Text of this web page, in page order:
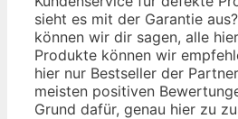
sieht es mit der Garantie
können wir dir sagen, alle
Produkte können wir
hier nur Bestseller der
meisten positiven
Grund dafür, genau hier zu